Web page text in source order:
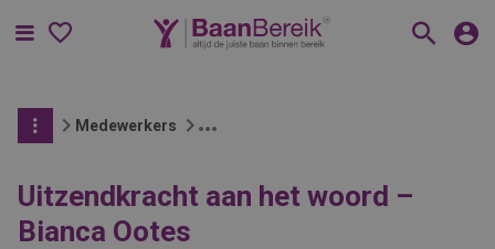
Menu
Medewerkers
Uitzendkracht aan het woord –
Bianca Ootes